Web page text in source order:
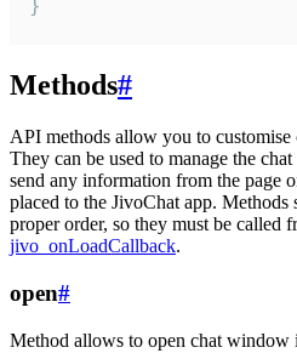
}
Methods#
API methods allow you to
They can be used to manage the
send any information from the page
placed to the JivoChat app.
proper order, so they must be called
jivo_onLoadCallback.
open#
Method allows to open chat window